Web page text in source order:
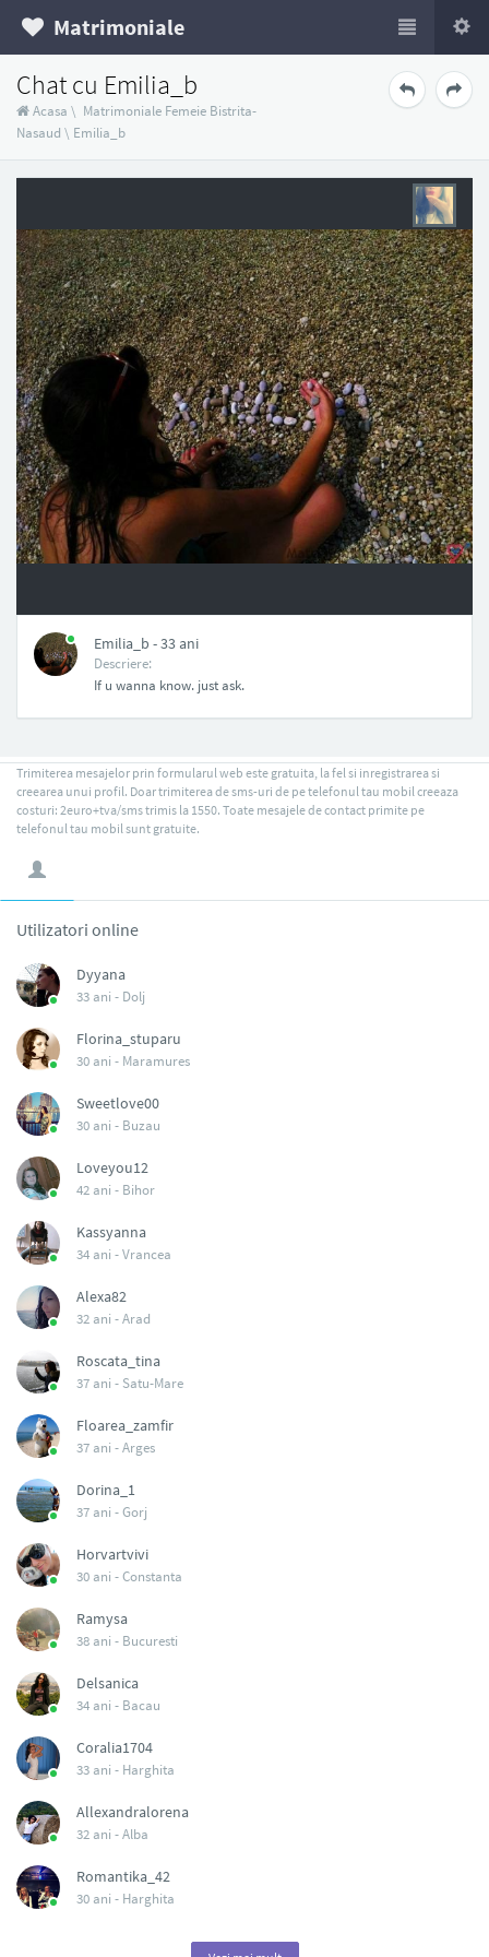
Matrimoniale
Chat cu Emilia_b
Acasa \ Matrimoniale Femeie Bistrita-
Nasaud \ Emilia_b
Emilia_b - 33 ani
Descriere:
If u wanna know. just ask.
Trimiterea mesajelor prin formularul web este gratuita, la fel si inregistrarea si
creearea unui profil. Doar trimiterea de sms-uri de pe telefonul tau mobil creeaza
costuri: 2euro+tva/sms trimis la 1550. Toate mesajele de contact primite pe
telefonul tau mobil sunt gratuite.
Utilizatori online
Dyyana
33 ani - Dolj
Florina_stuparu
30 ani - Maramures
Sweetlove00
30 ani - Buzau
Loveyou12
42 ani - Bihor
Kassyanna
34 ani -Vrancea
Alexa82
32 ani -Arad
Roscata_tina
37 ani - Satu-Mare
Floarea_zamfir
37 ani -Arges
Dorina_1
37 ani -Gorj
Horvartvivi
30 ani -Constanta
Ramysa
38 ani - Bucuresti
Delsanica
34 ani - Bacau
Coralia1704
33 ani - Harghita
Allexandralorena
32 ani -Alba
Romantika_42
30 ani - Harghita